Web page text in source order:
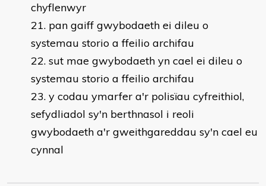
chyflenwyr
pan gaiff gwybodaeth ei dileu o
systemau storio a ffeilio archifau
sut mae gwybodaeth yn cael ei dileu o
systemau storio a ffeilio archifau
y codau ymarfer a'r polisïau cyfreithiol,
sefydliadol sy'n berthnasol i reoli
gwybodaeth a'r gweithgareddau sy'n cael eu
cynnal